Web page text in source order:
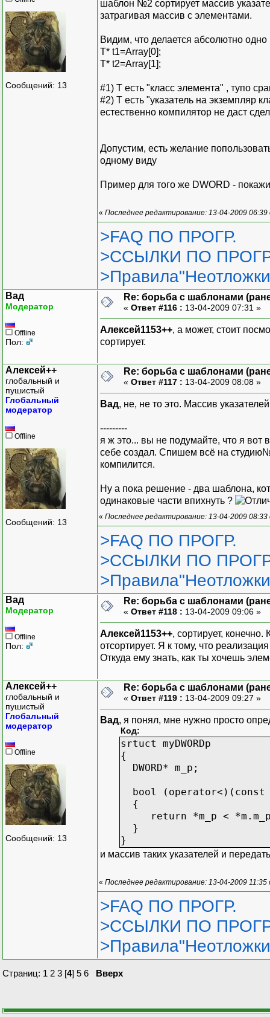
Сообщений: 13
шаблон №2 сортирует массив
затрагивая массив с элементами.
Видим, что делается абсолютно
T* t1=Array[0];
T* t2=Array[1];
#1) T есть "класс элемента" , тупо
#2) T есть "указатель на экземпляр
естественно компилятор не даст
Допустим, есть желание
одному виду
Пример для того же DWORD -
« Последнее редактирование: 13-04-2009
>FAQ ПО ПРОГР.
>ССЫЛКИ ПО
Вад
Модератор
Offline
Пол:
Re: борьба с шаблонами
« Ответ #116 : 13-04-2009 07:31 »
Алексей1153++, а может, стоит
сортирует.
Алексей++
глобальный и
пушистый
Глобальный
модератор
Offline
Сообщений: 13
Re: борьба с шаблонами
« Ответ #117 : 13-04-2009 08:08 »
Вад, не, не то это. Массив
---------
я ж это... вы не подумайте, что я
себе создал. Спишем всё на
компилится.
Ну а пока решение - два шаблона,
одинаковые части впихнуть ?
« Последнее редактирование: 13-04-2009
>FAQ ПО ПРОГР.
>ССЫЛКИ ПО
Вад
Модератор
Offline
Пол:
Re: борьба с шаблонами
« Ответ #118 : 13-04-2009 09:06 »
Алексей1153++, сортирует,
отсортирует. Я к тому, что
Откуда ему знать, как ты хочешь
Алексей++
глобальный и
пушистый
Глобальный
модератор
Offline
Сообщений: 13
Re: борьба с шаблонами
« Ответ #119 : 13-04-2009 09:27 »
Вад, я понял, мне нужно просто
Код:
srtuct myDWORDp
{
DWORD* m_p;
bool (operator<)(const
{
return *m_p <
}
}
и массив таких указателей и
« Последнее редактирование: 13-04-2009 11:35
>FAQ ПО ПРОГР.
>ССЫЛКИ ПО
Страниц: 1 2 3 [4] 5 6 Вверх